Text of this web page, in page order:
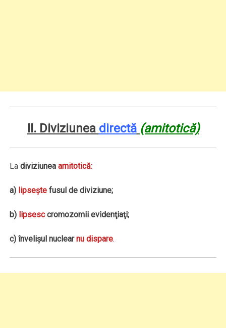
II. Diviziunea directă (amitotică)
Ladiviziunea amitotică:
a) lipseştefusul de diviziune;
b) lipsesccromozomii evidenţiaţi;
c) învelişul nuclearnu dispare.